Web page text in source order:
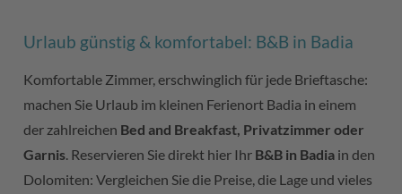
Urlaub günstig & komfortabel: B&B in Badia
Komfortable Zimmer, erschwinglich für jede Brieftasche:
machen Sie Urlaub im kleinen Ferienort Badia in einem
der zahlreichen Bed and Breakfast, Privatzimmer oder
Garnis . Reservieren Sie direkt hier Ihr B&B in Badia in den
Dolomiten: Vergleichen Sie die Preise, die Lage und vieles